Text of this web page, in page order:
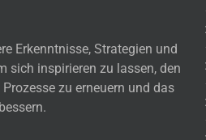
Erkenntnisse, Strategien und
sich inspirieren zu lassen, den
zu erneuern und das